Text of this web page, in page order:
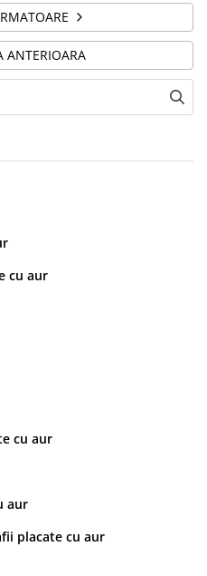
ANTERIOARA
cu aur
cu aur
aur
placate cu aur